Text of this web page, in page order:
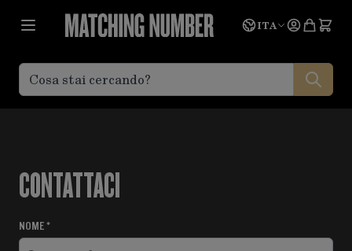
Lingua
ITA
CONTATTACI
NOME